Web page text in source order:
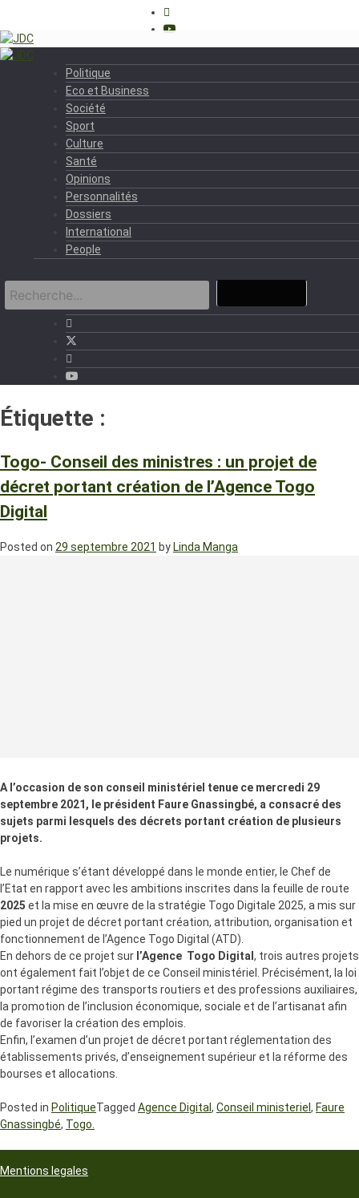
Politique
Eco et Business
Société
Sport
Culture
Santé
Opinions
Personnalités
Dossiers
International
People
Étiquette :
Togo- Conseil des ministres : un projet de
décret portant création de l’Agence Togo
Digital
Posted on 29 septembre 2021 by Linda Manga
A l’occasion de son conseil ministériel tenue ce mercredi 29
septembre 2021, le président Faure Gnassingbé, a consacré des
sujets parmi lesquels des décrets portant création de plusieurs
projets.
Le numérique s’étant développé dans le monde entier, le Chef de
l’Etat en rapport avec les ambitions inscrites dans la feuille de route
2025 et la mise en œuvre de la stratégie Togo Digitale 2025, a mis sur
pied un projet de décret portant création, attribution, organisation et
fonctionnement de l’Agence Togo Digital (ATD).
En dehors de ce projet sur l’Agence Togo Digital , trois autres projets
ont également fait l’objet de ce Conseil ministériel. Précisément, la loi
portant régime des transports routiers et des professions auxiliaires,
la promotion de l’inclusion économique, sociale et de l’artisanat afin
de favoriser la création des emplois.
Enfin, l’examen d’un projet de décret portant réglementation des
établissements privés, d’enseignement supérieur et la réforme des
bourses et allocations.
Posted in PolitiqueTagged Agence Digital , Conseil ministeriel , Faure
Gnassingbé, Togo.
Mentions legales